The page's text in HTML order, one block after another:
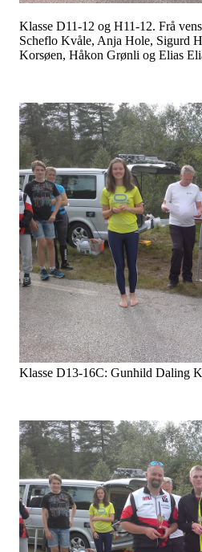
Klasse D11-12 og H11-12. Frå
Scheflo Kvåle, Anja Hole, Sigurd
Korsøen, Håkon Grønli og Elias
Klasse D13-16C: Gunhild Daling